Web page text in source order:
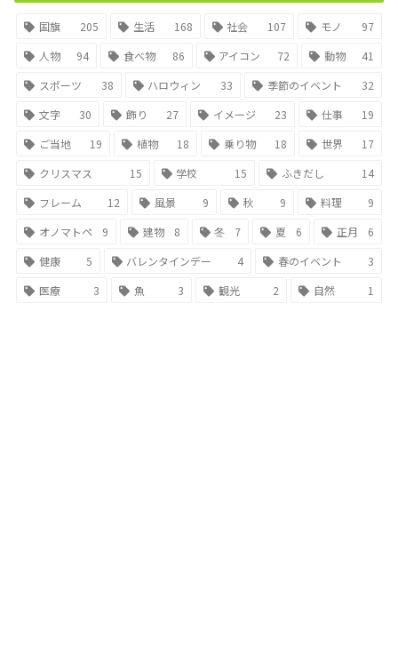
国旗 205 生活 168 社会 107 モノ
97
人物
94 食べ物 86 アイコン 72 動物
41
スポーツ
38 ハロウィン 33 季節のイベント
32
文字
30 飾り 27 イメージ 23 仕事
19
ご当地
19 植物 18 乗り物 18 世界
17
クリスマス
15 学校 15 ふきだし
14
フレーム
12 風景 9 秋 9 料理
9
オノマトペ
9 建物 8 冬 7 夏 6 正月
6
健康
5 バレンタインデー 4 春のイベント
3
医療
3 魚 3 観光 2 自然 1